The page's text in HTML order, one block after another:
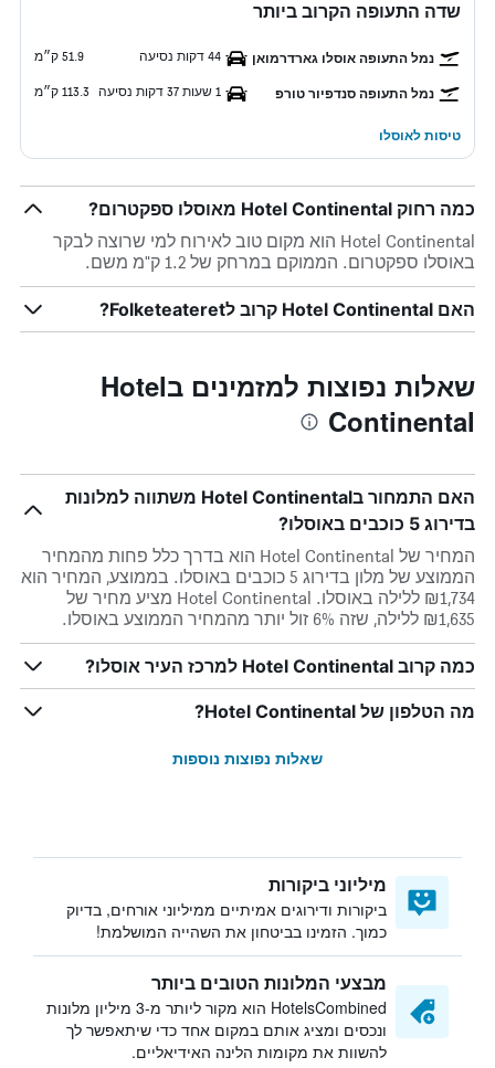
שדה התעופה הקרוב ביותר
נמל התעופה אוסלו גארדרמואן 44 דקות נסיעה 51.9 ק״מ
נמל התעופה סנדפיור טורפ 1 שעות 37 דקות נסיעה 113.3 ק״מ
טיסות לאוסלו
כמה רחוק Hotel Continental מאוסלו ספקטרום?
Hotel Continental הוא מקום טוב לאירוח למי שרוצה לבקר
באוסלו ספקטרום. הממוקם במרחק של 1.2 ק"מ משם.
האם Hotel Continental קרוב לFolketeateret?
שאלות נפוצות למזמינים בHotel
Continental
האם התמחור בHotel Continental משתווה למלונות
בדירוג 5 כוכבים באוסלו?
המחיר של Hotel Continental הוא בדרך כלל פחות מהמחיר
הממוצע של מלון בדירוג 5 כוכבים באוסלו. בממוצע, המחיר הוא
₪1,734 ללילה באוסלו. Hotel Continental מציע מחיר של
₪1,635 ללילה, שזה 6% זול יותר מהמחיר הממוצע באוסלו.
כמה קרוב Hotel Continental למרכז העיר אוסלו?
מה הטלפון של Hotel Continental?
שאלות נפוצות נוספות
מיליוני ביקורות
ביקורות ודירוגים אמיתיים ממיליוני אורחים, בדיוק
כמוך. הזמינו בביטחון את השהייה המושלמת!
מבצעי המלונות הטובים ביותר
HotelsCombined הוא מקור ליותר מ-3 מיליון מלונות
ונכסים ומציג אותם במקום אחד כדי שיתאפשר לך
להשוות את מקומות הלינה האידיאליים.